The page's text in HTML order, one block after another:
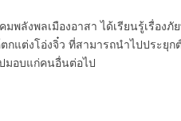
พลังพลเมืองอาสา ได้เรียนรู้เรื่อง
กแต่งโอ่งจิ๋ว ที่สามารถนำไปประยุ
มอบแก่คนอื่นต่อไป